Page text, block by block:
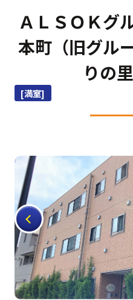
ＡＬＳＯＫグ
本町（旧グル
りの
[満室]